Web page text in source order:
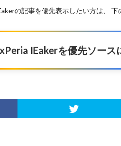
の記事を優先表示したい方は、
IEakerを優先ソース